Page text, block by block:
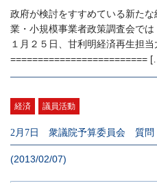
政府が検討をすすめている新た
業・小規模事業者政策調査会で
１月２５日、甘利明経済再生担当
=========================
経済 議員活動
2月7日 衆議院予算委員会 質
(2013/02/07)